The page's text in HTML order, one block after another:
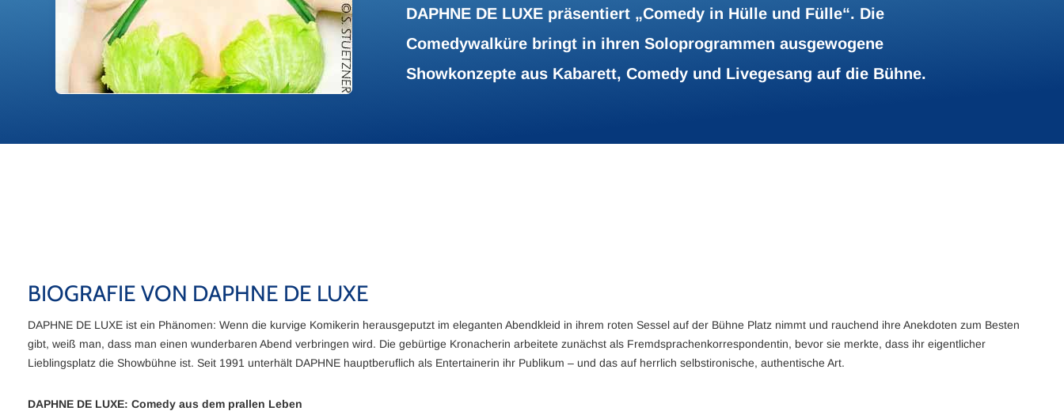
DAPHNE DE LUXE präsentiert „Comedy in Hülle und Fülle“. Die
Comedywalküre bringt in ihren Soloprogrammen ausgewogene
Showkonzepte aus Kabarett, Comedy und Livegesang auf die Bühne.
BIOGRAFIE VON DAPHNE DE LUXE
DAPHNE DE LUXE ist ein Phänomen: Wenn die kurvige Komikerin herausgeputzt im eleganten Abendkleid in ihrem roten Sessel auf der Bühne Platz nimmt und rauchend ihre Anekdoten zum Besten
gibt, weiß man, dass man einen wunderbaren Abend verbringen wird. Die gebürtige Kronacherin arbeitete zunächst als Fremdsprachenkorrespondentin, bevor sie merkte, dass ihr eigentlicher
Lieblingsplatz die Showbühne ist. Seit 1991 unterhält DAPHNE hauptberuflich als Entertainerin ihr Publikum – und das auf herrlich selbstironische, authentische Art.
DAPHNE DE LUXE: Comedy aus dem prallen Leben